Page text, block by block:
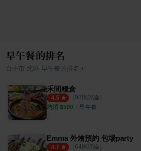
早午餐的排名
台中市 北區 早午餐的排名 ›
禾間糧倉
4.5 （ 93則評論）
均消 $500 ・ 早午餐
Emma 外燴預約 包場party
4.7 （ 64則評論）